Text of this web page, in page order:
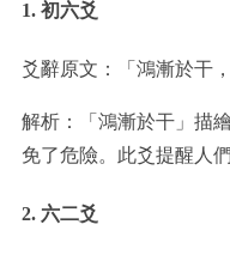
1. 初六爻
爻辭原文：「鴻漸於干
解析：「鴻漸於干」描
免了危險。此爻提醒人
2. 六二爻